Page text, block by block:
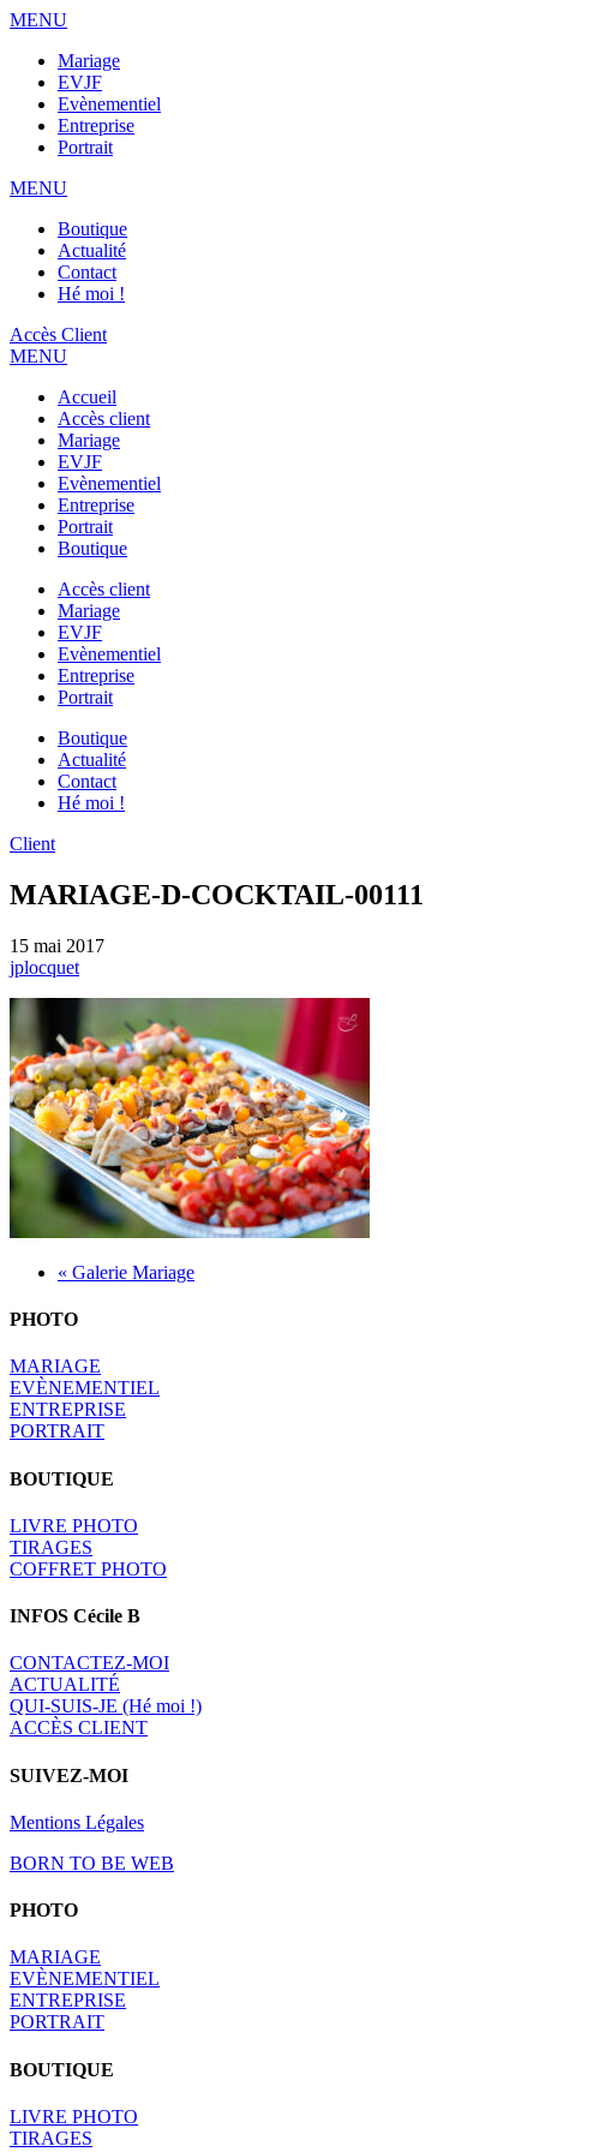
MENU
Mariage
EVJF
Evènementiel
Entreprise
Portrait
MENU
Boutique
Actualité
Contact
Hé moi !
Accès Client
MENU
Accueil
Accès client
Mariage
EVJF
Evènementiel
Entreprise
Portrait
Boutique
Accès client
Mariage
EVJF
Evènementiel
Entreprise
Portrait
Boutique
Actualité
Contact
Hé moi !
Client
MARIAGE-D-COCKTAIL-00111
15 mai 2017
jplocquet
« Galerie Mariage
PHOTO
MARIAGE
EVÈNEMENTIEL
ENTREPRISE
PORTRAIT
BOUTIQUE
LIVRE PHOTO
TIRAGES
COFFRET PHOTO
INFOS Cécile B
CONTACTEZ-MOI
ACTUALITÉ
QUI-SUIS-JE (Hé moi !)
ACCÈS CLIENT
SUIVEZ-MOI
Mentions Légales
BORN TO BE WEB
PHOTO
MARIAGE
EVÈNEMENTIEL
ENTREPRISE
PORTRAIT
BOUTIQUE
LIVRE PHOTO
TIRAGES